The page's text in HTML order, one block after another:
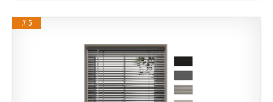
# 5